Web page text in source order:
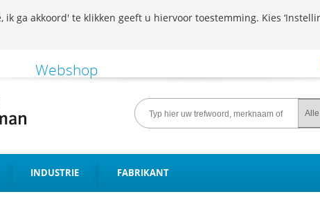
INDUSTRIE FABRIKANT
ga akkoord' te klikken geeft u hiervoor toestemming. Kies